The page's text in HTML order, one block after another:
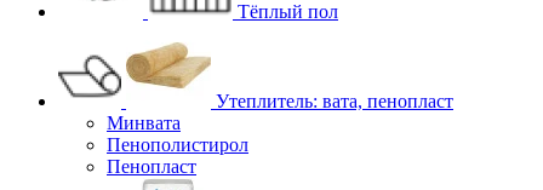
Тёплый пол
Утеплитель: вата, пенопласт
Минвата
Пенополистирол
Пенопласт